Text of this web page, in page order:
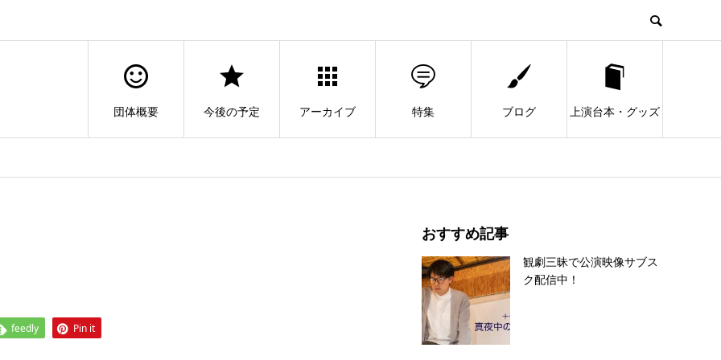
団体概要 今後の予定 アーカイブ 特集 ブログ 上演台本・グッズ
feedly Pin it
おすすめ記事
観劇三昧で公演映像サブス
ク配信中！